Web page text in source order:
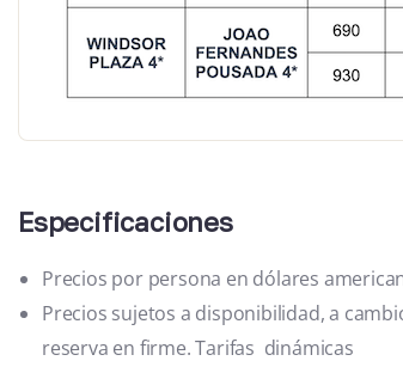
Especificaciones
Precios por persona en dólares
Precios sujetos a disponibilidad, a
reserva en firme. Tarifas dinámicas